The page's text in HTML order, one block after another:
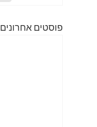
פוסטים אחרונים